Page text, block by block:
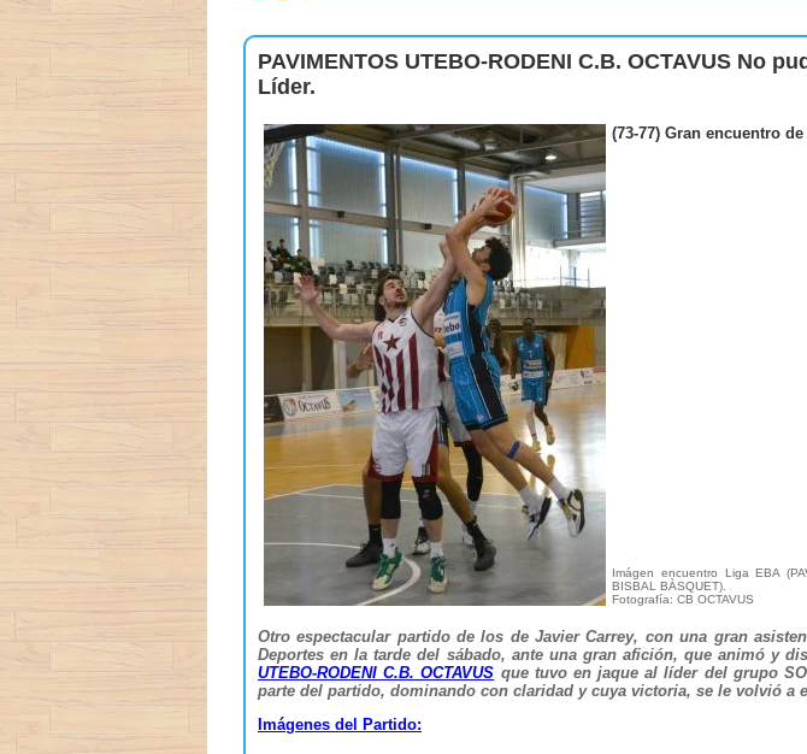
PAVIMENTOS UTEBO-RODENI C.B. OCTAVUS No
Líder.
(73-77) Gran encuentro
Imágen encuentro Liga EBA
BISBAL BÀSQUET).
Fotografía: CB OCTAVUS
Otro espectacular partido de los de Javier Carrey, con una gran
Deportes en la tarde del sábado, ante una gran afición, que animó y
UTEBO-RODENI C.B. OCTAVUS que tuvo en jaque al líder del grupo
parte del partido, dominando con claridad y cuya victoria, se le volvió a
Imágenes del Partido: